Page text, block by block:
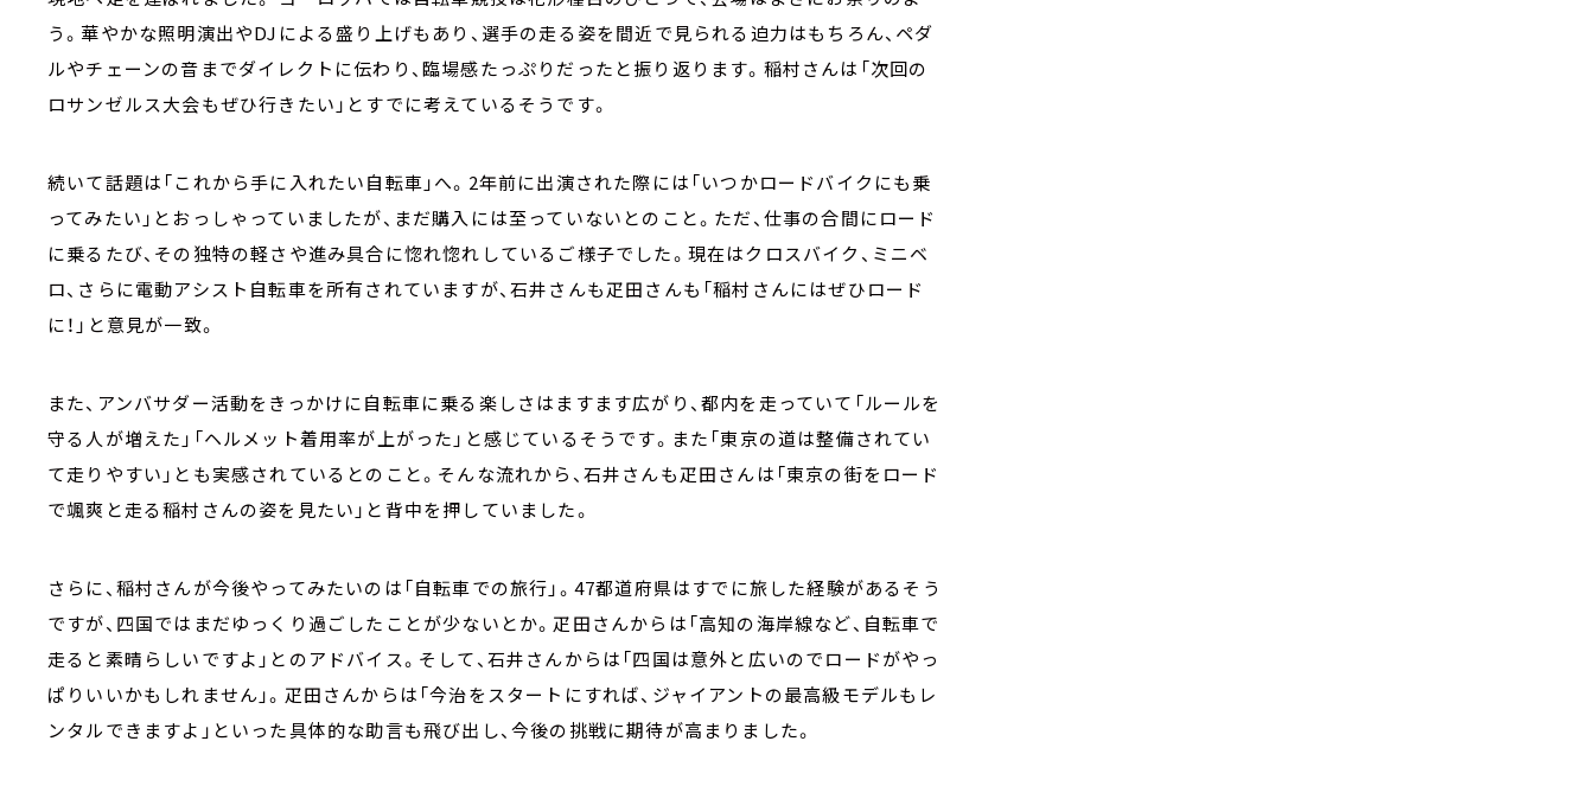
う。華やかな照明演出やDJによる盛り上げもあり、選手の走る姿を間近で見られる迫力はもちろん、ペダ
ルやチェーンの音までダイレクトに伝わり、臨場感たっぷりだったと振り返ります。稲村さんは「次回の
ロサンゼルス大会もぜひ行きたい」とすでに考えているそうです。
続いて話題は「これから手に入れたい自転車」へ。2年前に出演された際には「いつかロードバイクにも乗
ってみたい」とおっしゃっていましたが、まだ購入には至っていないとのこと。ただ、仕事の合間にロード
に乗るたび、その独特の軽さや進み具合に惚れ惚れしているご様子でした。現在はクロスバイク、ミニベ
ロ、さらに電動アシスト自転車を所有されていますが、石井さんも疋田さんも「稲村さんにはぜひロード
に！」と意見が一致。
また、アンバサダー活動をきっかけに自転車に乗る楽しさはますます広がり、都内を走っていて「ルールを
守る人が増えた」「ヘルメット着用率が上がった」と感じているそうです。また「東京の道は整備されてい
て走りやすい」とも実感されているとのこと。そんな流れから、石井さんも疋田さんは「東京の街をロード
で颯爽と走る稲村さんの姿を見たい」と背中を押していました。
さらに、稲村さんが今後やってみたいのは「自転車での旅行」。47都道府県はすでに旅した経験があるそう
ですが、四国ではまだゆっくり過ごしたことが少ないとか。疋田さんからは「高知の海岸線など、自転車で
走ると素晴らしいですよ」とのアドバイス。そして、石井さんからは「四国は意外と広いのでロードがやっ
ぱりいいかもしれません」。疋田さんからは「今治をスタートにすれば、ジャイアントの最高級モデルもレ
ンタルできますよ」といった具体的な助言も飛び出し、今後の挑戦に期待が高まりました。